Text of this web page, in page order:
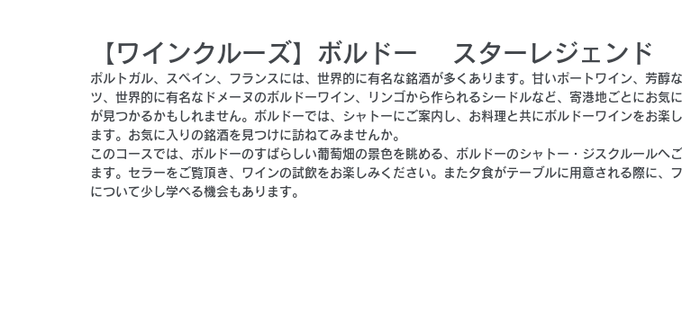
新造船情報 添乗員付きツアー紹介 ニュース 航路紹介 お知らせ 7 for
【ワインクルーズ】ボルドー スターレジェンド
ポルトガル、スペイン、フランスには、世界的に有名な銘酒が多くあります。甘いポートワイン、芳醇
ツ、世界的に有名なドメーヌのボルドーワイン、リンゴから作られるシードルなど、寄港地ごとにお気
が見つかるかもしれません。ボルドーでは、シャトーにご案内し、お料理と共にボルドーワインをお楽
ます。お気に入りの銘酒を見つけに訪ねてみませんか。
このコースでは、ボルドーのすばらしい葡萄畑の景色を眺める、ボルドーのシャトー・ジスクルールへ
ます。セラーをご覧頂き、ワインの試飲をお楽しみください。また夕食がテーブルに用意される際に、
について少し学べる機会もあります。